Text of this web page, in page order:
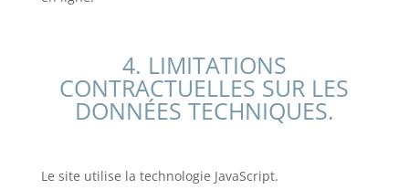
4. LIMITATIONS
CONTRACTUELLES SUR LES
DONNÉES TECHNIQUES.
Le site utilise la technologie JavaScript.